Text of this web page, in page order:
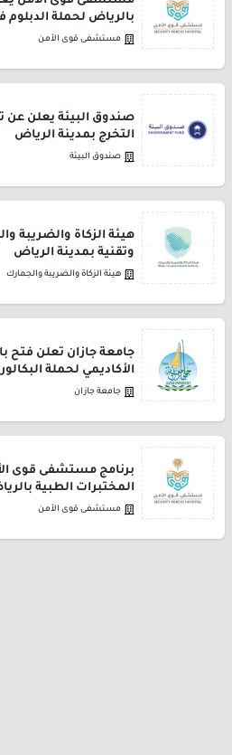
بالرياض لحملة الدبلوم
مستشفى قوى الأمن
صندوق البيئة يعلن عن
التخرج بمدينة الرياض
صندوق البيئة
هيئة الزكاة والضريبة
وتقنية بمدينة الرياض
هيئة الزكاة والضريبة والجمارك
جامعة جازان تعلن فتح
الأكاديمي لحملة
جامعة جازان
برنامج مستشفى قوى
المختبرات الطبية
مستشفى قوى الأمن